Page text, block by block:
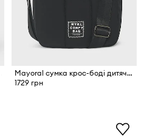
Mayoral сумка крос-боді дитяча
1729 грн